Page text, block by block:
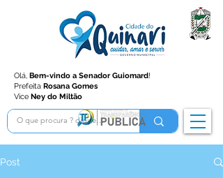
Olá, Bem-vindo a Senador Guiomard!
Prefeita Rosana Gomes
Vice Ney do Miltão
Post